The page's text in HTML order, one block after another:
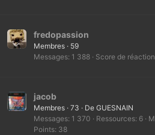
fredopassion
Membres · 59
Messages 1 388 Score de réaction
jacob
Membres · 73 · De GUESNAIN
Messages 1 370 Ressources 6
Points 38